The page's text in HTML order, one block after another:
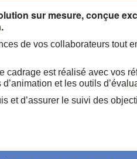
sur mesure, conçue
de vos collaborateurs tout
cadrage est réalisé avec vos
et les outils
et d’assurer le suivi des